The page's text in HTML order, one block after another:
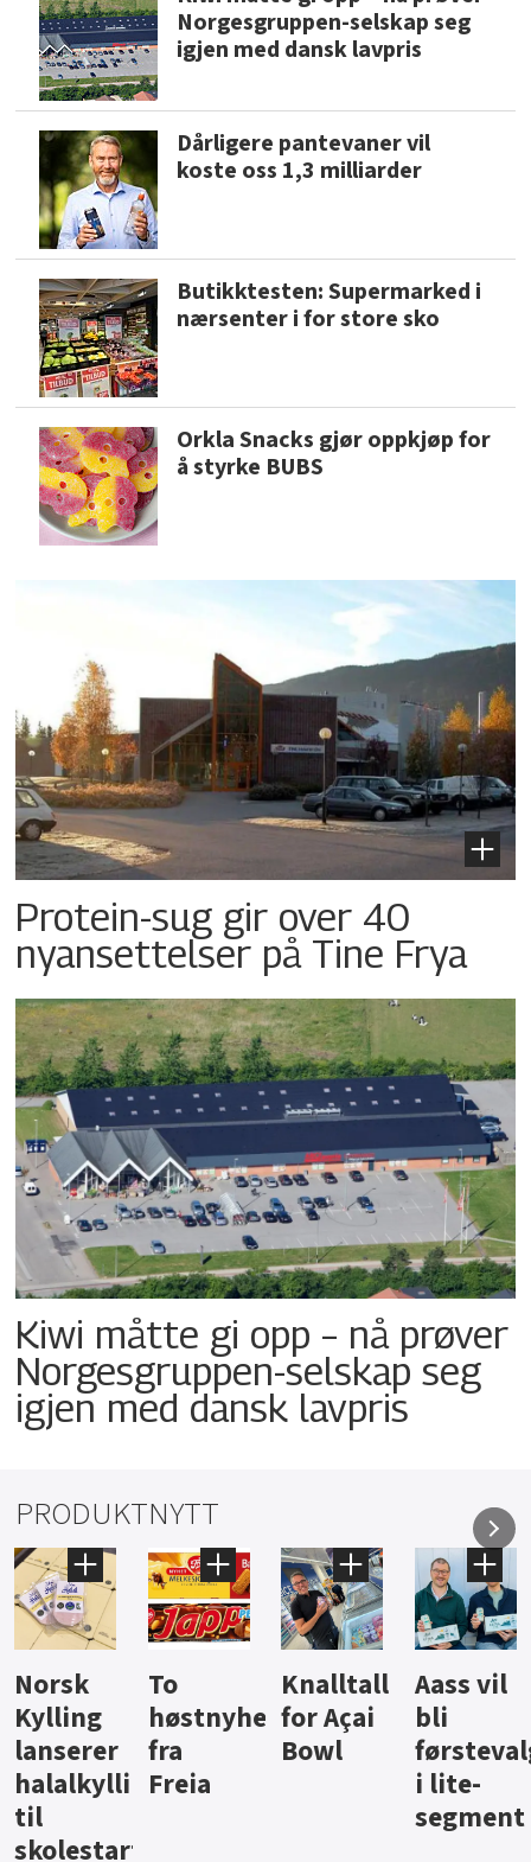
Norgesgruppen-selskap seg
igjen med dansk lavpris
Dårligere pantevaner vil
koste oss 1,3 milliarder
Butikktesten: Supermarked i
nærsenter i for store sko
Orkla Snacks gjør oppkjøp for
å styrke BUBS
Protein-sug gir over 40
nyansettelser på Tine Frya
Kiwi måtte gi opp – nå prøver
Norgesgruppen-selskap seg
igjen med dansk lavpris
PRODUKTNYTT
Knalltall
for Açai
Bowl
Aass vil
bli
førstevalg
i lite-
Brus og
jus fra
Berentsen
Hard
iste fra
Hansa